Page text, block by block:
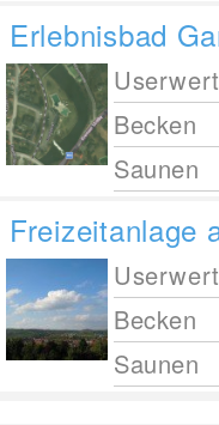
Erlebnisbad
Becken
Saunen
Freizeitanlage
Becken
Saunen